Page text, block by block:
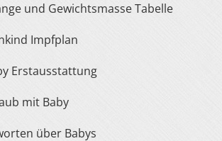
und Gewichtsmasse Tabelle
Impfplan
Erstausstattung
mit Baby
über Babys